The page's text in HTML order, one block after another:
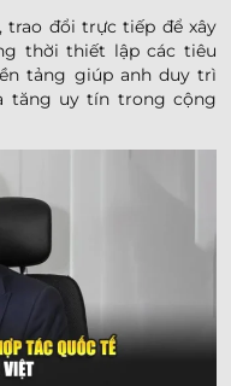
trao đổi trực tiếp để xây
thời thiết lập các tiêu
tảng giúp anh duy trì
tăng uy tín trong cộng